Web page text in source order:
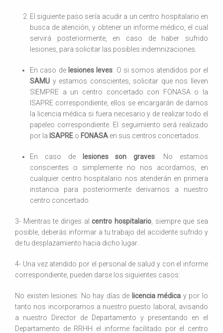
El siguiente paso sería acudir a un centro hospitalario en
busca de atención, y obtener un informe médico, el cual
servirá posteriormente, en caso de haber sufrido
lesiones, para solicitar las posibles indemnizaciones.
En caso de lesiones leves: O si somos atendidos por el
SAMU y estamos conscientes, solicitar que nos lleven
SIEMPRE a un centro concertado con FONASA o la
ISAPRE correspondiente, ellos se encargarán de darnos
la licencia médica si fuera necesario y de realizar todo el
papeleo correspondiente. El seguimiento será realizado
por la ISAPRE o FONASA en sus centros concertados.
En caso de lesiones son graves: No estamos
conscientes o simplemente no nos acordamos, en
cualquier centro hospitalario nos atenderán en primera
instancia para posteriormente derivarnos a nuestro
centro concertado.
3- Mientras te diriges alcentro hospitalario , siempre que sea
posible, deberás informar a tu trabajo del accidente sufrido y
de tu desplazamiento hacia dicho lugar.
4- Una vez atendido por el personal de salud y con el informe
correspondiente, pueden darse los siguientes casos:
No existen lesiones: No hay días de licencia médica y por lo
tanto nos incorporamos a nuestro puesto laboral, avisando
a nuestro Director de Departamento y presentando en el
Departamento de RRHH el informe facilitado por el centro